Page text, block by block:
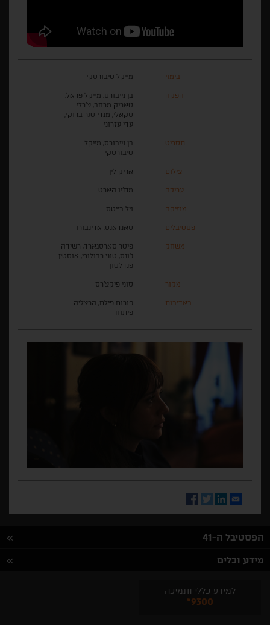
בימוי מייקל טיבורסקי
הפקה
בן נייבורס, מייקל פראל,
טאריק מרחב, צ'רלי
סקאלי, מנדי טגר ברוקי,
עדי עזרוני
תסריט
בן נייבורס, מייקל
טיבורסקי
צילום אריק לין
עריכה מת'יו הארט
מוזיקה ויל בייטס
פסטיבלים סאנדאנס, אדינבורו
משחק
פיטר סארסגארד, רשידה
ג'ונס, טוני רבולורי, אוסטין
פנדלטון
מקור סוני פיקצ'רס
באדיבות
פורום פילם, הרצליה
פיתוח
Email
LinkedIn
Twitter
Facebook
הפסטיבל ה-41
מידע וכלים
למידע כללי ותמיכה
*9300